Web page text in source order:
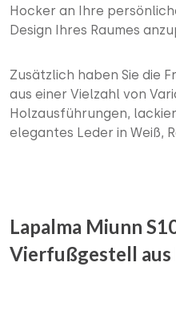
Hocker an Ihre
Design Ihres Raumes
Zusätzlich haben Sie die
aus einer Vielzahl von
Holzausführungen,
elegantes Leder in Weiß,
Lapalma Miunn
Vierfußgestell aus